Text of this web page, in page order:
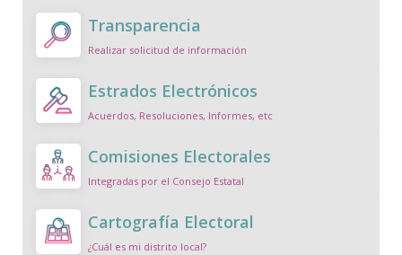
Transparencia
Realizar solicitud de información
Estrados Electrónicos
Acuerdos, Resoluciones, Informes, etc
Comisiones Electorales
Integradas por el Consejo Estatal
Cartografía Electoral
¿Cuál es mi distrito local?